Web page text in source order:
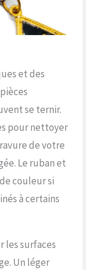
et des
se ternir.
pour nettoyer
de votre
Le ruban et
couleur si
à certains
les surfaces
Un léger